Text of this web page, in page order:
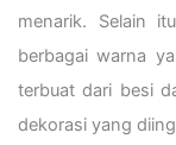
menarik. Selain
berbagai warna
terbuat dari besi
dekorasi yang